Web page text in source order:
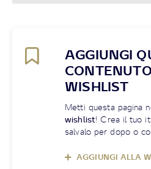
AGGIUNGI
WISHLIST
Metti questa pagina
wishlist! Crea il tuo
salvalo per dopo o
AGGIUNGI ALLA